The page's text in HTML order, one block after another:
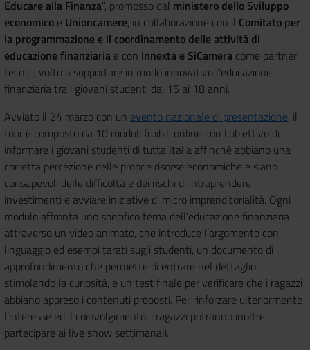
Educare alla Finanza", promosso dal ministero dello Sviluppo
economico e Unioncamere, in collaborazione con il Comitato per
la programmazione e il coordinamento delle attività di
educazione finanziaria e con Innexta e SiCamera come partner
tecnici, volto a supportare in modo innovativo l’educazione
finanziaria tra i giovani studenti dai 15 ai 18 anni.
Avviato il 24 marzo con un evento nazionale di presentazione, il
tour è composto da 10 moduli fruibili online con l'obiettivo di
informare i giovani studenti di tutta Italia affinchè abbiano una
corretta percezione delle proprie risorse economiche e siano
consapevoli delle difficoltà e dei rischi di intraprendere
investimenti e avviare iniziative di micro imprenditorialità. Ogni
modulo affronta uno specifico tema dell’educazione finanziaria
attraverso un video animato, che introduce l’argomento con
linguaggio ed esempi tarati sugli studenti, un documento di
approfondimento che permette di entrare nel dettaglio
stimolando la curiosità, e un test finale per verificare che i ragazzi
abbiano appreso i contenuti proposti. Per rinforzare ulteriormente
l’interesse ed il coinvolgimento, i ragazzi potranno inoltre
partecipare ai live show settimanali.